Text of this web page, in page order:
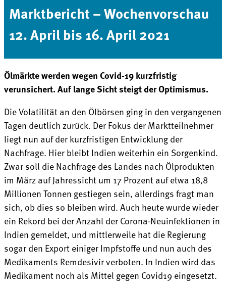
Marktbericht – Wochenvorschau
12. April bis 16. April 2021
Ölmärkte werden wegen Covid-19 kurzfristig
verunsichert. Auf lange Sicht steigt der Optimismus.
Die Volatilität an den Ölbörsen ging in den vergangenen
Tagen deutlich zurück. Der Fokus der Marktteilnehmer
liegt nun auf der kurzfristigen Entwicklung der
Nachfrage. Hier bleibt Indien weiterhin ein Sorgenkind.
Zwar soll die Nachfrage des Landes nach Ölprodukten
im März auf Jahressicht um 17 Prozent auf etwa 18,8
Millionen Tonnen gestiegen sein, allerdings fragt man
sich, ob dies so bleiben wird. Auch heute wurde wieder
ein Rekord bei der Anzahl der Corona-Neuinfektionen in
Indien gemeldet, und mittlerweile hat die Regierung
sogar den Export einiger Impfstoffe und nun auch des
Medikaments Remdesivir verboten. In Indien wird das
Medikament noch als Mittel gegen Covid19 eingesetzt.